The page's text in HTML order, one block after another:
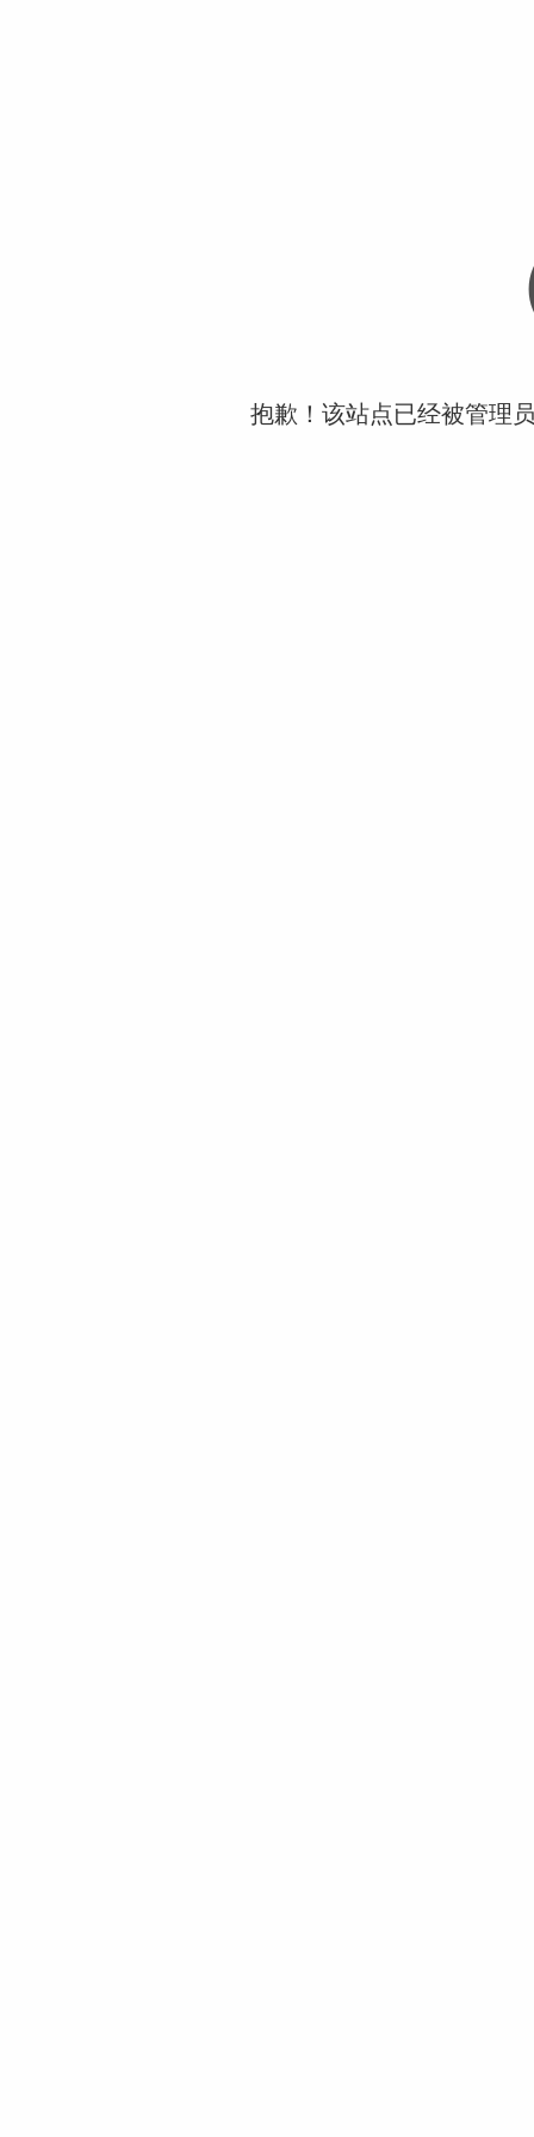
抱歉！该站点已经被管理